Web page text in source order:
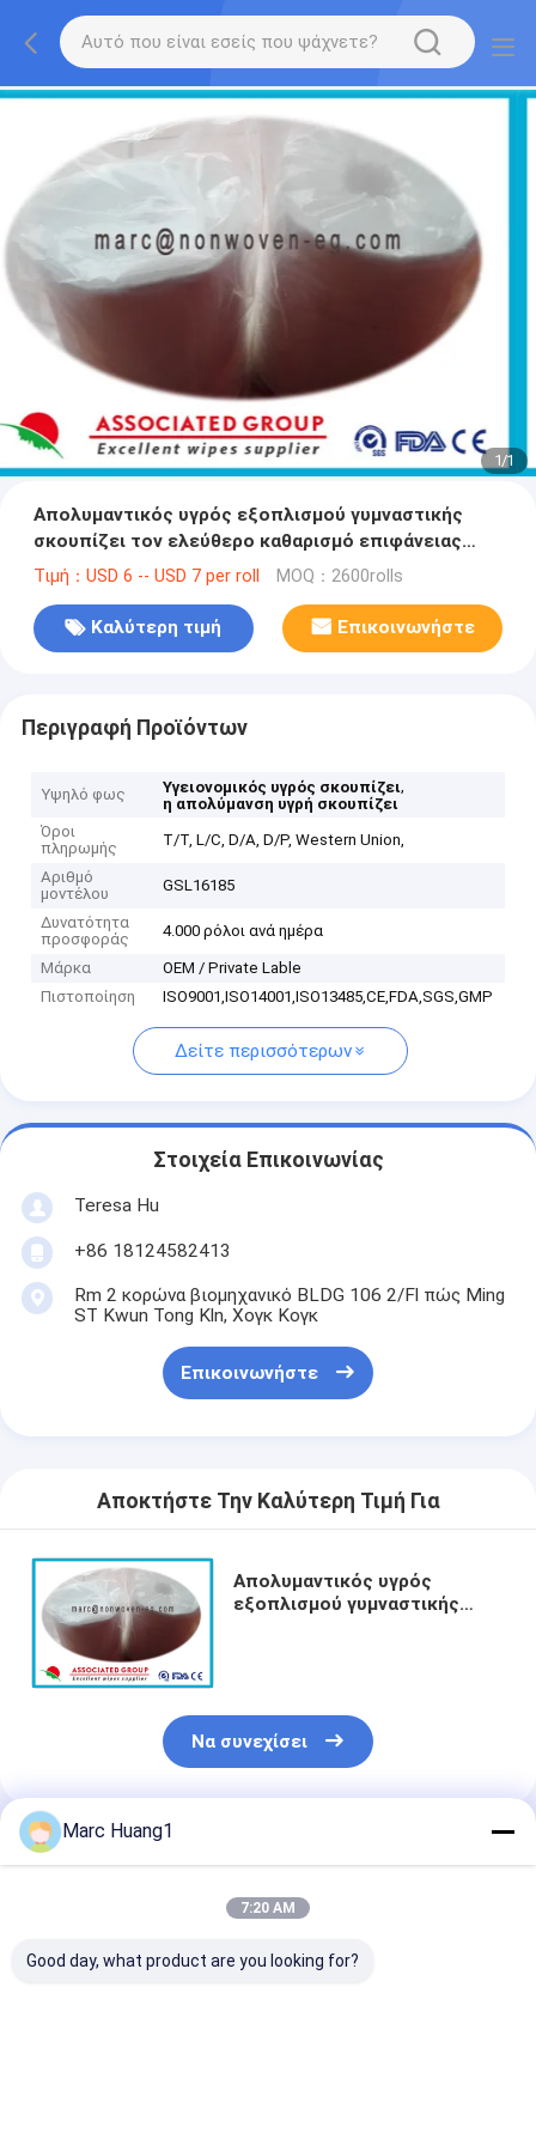
1/1
Απολυμαντικός υγρός εξοπλισμού γυμναστικής
σκουπίζει τον ελεύθερο καθαρισμό επιφάνειας
οινοπνεύματος
Τιμή：USD 6 -- USD 7 per roll MOQ：2600rolls
Καλύτερη τιμή Επικοινωνήστε
Περιγραφή Προϊόντων
Υψηλό φως Υγειονομικός υγρός σκουπίζει,
η απολύμανση υγρή σκουπίζει
Όροι
πληρωμής
T/T, L/C, D/A, D/P, Western Union,
Αριθμό
μοντέλου
GSL16185
Δυνατότητα
προσφοράς
4.000 ρόλοι ανά ημέρα
Μάρκα
OEM / Private Lable
Πιστοποίηση
ISO9001,ISO14001,ISO13485,CE,FDA,SGS,GMP
Δείτε περισσότερων
Στοιχεία Επικοινωνίας
Teresa Hu
+86 18124582413
Rm 2 κορώνα βιομηχανικό BLDG 106 2/Fl πώς Ming
ST Kwun Tong Kln, Χογκ Κογκ
Επικοινωνήστε
Αποκτήστε Την Καλύτερη Τιμή Για
Απολυμαντικός υγρός
εξοπλισμού γυμναστικής
Να συνεχίσει
Συνιστώμενα Προϊόντα
Marc Huang1
7:20 AM
Good day, what product are you looking for?